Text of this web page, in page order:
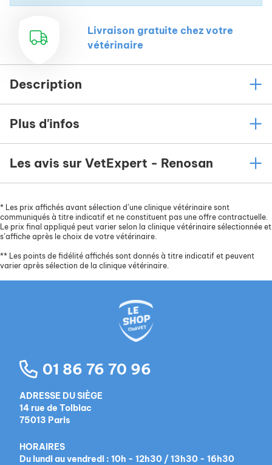
Livraison gratuite chez votre
vétérinaire
Description
Plus d'infos
Les avis sur VetExpert - Renosan
* Les prix affichés avant sélection d’une clinique vétérinaire sont
communiqués à titre indicatif et ne constituent pas une offre contractuelle.
Le prix final appliqué peut varier selon la clinique vétérinaire sélectionnée et
s’affiche après le choix de votre vétérinaire.
** Les points de fidélité affichés sont donnés à titre indicatif et peuvent
varier après sélection de la clinique vétérinaire.
01 86 76 70 96
ADRESSE DU SIÈGE
14 rue de Tolbiac
75013 Paris
HORAIRES
Du lundi au vendredi : 10h - 12h30 / 13h30 - 16h30